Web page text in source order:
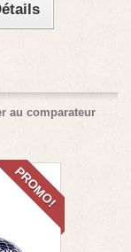
au comparateur
PROMO!